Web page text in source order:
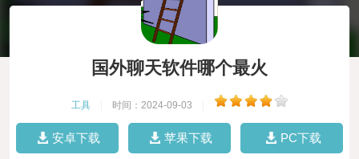
国外聊天软件哪个最火
工具 时间：2024-09-03
安卓下载 苹果下载 PC下载